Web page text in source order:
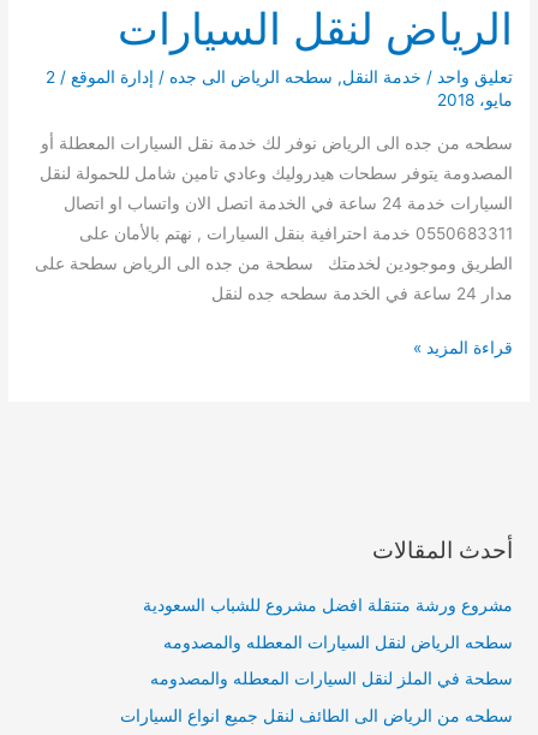
الرياض لنقل السيارات
تعليق واحد / خدمة النقل, سطحه الرياض الى جده / إدارة الموقع/
2
مايو، 2018
سطحه من جده الى الرياض نوفر لك خدمة نقل السيارات المعطلة أو
المصدومة يتوفر سطحات هيدروليك وعادي تامين شامل للحمولة لنقل
السيارات خدمة 24 ساعة في الخدمة اتصل الان واتساب او اتصال
0550683311 خدمة احترافية بنقل السيارات , نهتم بالأمان على
الطريق وموجودين لخدمتك سطحة من جده الى الرياض سطحة على
مدار 24 ساعة في الخدمة سطحه جده لنقل
سطحه
السيارات
قراءة المزيد »
أحدث المقالات
مشروع ورشة متنقلة افضل مشروع للشباب السعودية
سطحه الرياض لنقل السيارات المعطله والمصدومه
سطحة في الملز لنقل السيارات المعطله والمصدومه
سطحه من الرياض الى الطائف لنقل جميع انواع السيارات